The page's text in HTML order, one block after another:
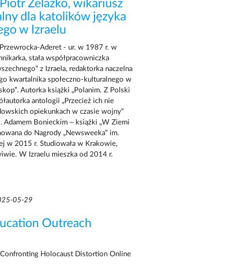
Żelazko, wikariusz
dla katolików języka
w Izraelu
Aderet - ur. w 1987 r. w
stała współpracowniczka
z Izraela, redaktorka naczelna
kwartalnika społeczno-kulturalnego w
Autorka książki „Polanim. Z Polski
antologii „Przecież ich nie
opiekunkach w czasie wojny”
Adamem Bonieckim – książki „W Ziemi
do Nagrody „Newsweeka” im.
w 2015 r. Studiowała w Krakowie,
W Izraelu mieszka od 2014 r.
05-29
Outreach
Holocaust Distortion Online